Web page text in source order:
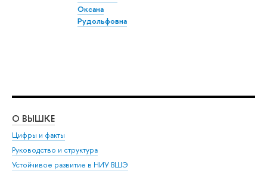
Оксана
Рудольфовна
О ВЫШКЕ
Цифры и факты
Руководство и структура
Устойчивое развитие в НИУ ВШЭ